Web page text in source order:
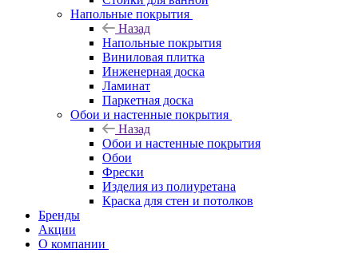
Напольные покрытия
Назад
Напольные покрытия
Виниловая плитка
Инженерная доска
Ламинат
Паркетная доска
Обои и настенные покрытия
Назад
Обои и настенные покрытия
Обои
Фрески
Изделия из полиуретана
Краска для стен и потолков
Бренды
Акции
О компании